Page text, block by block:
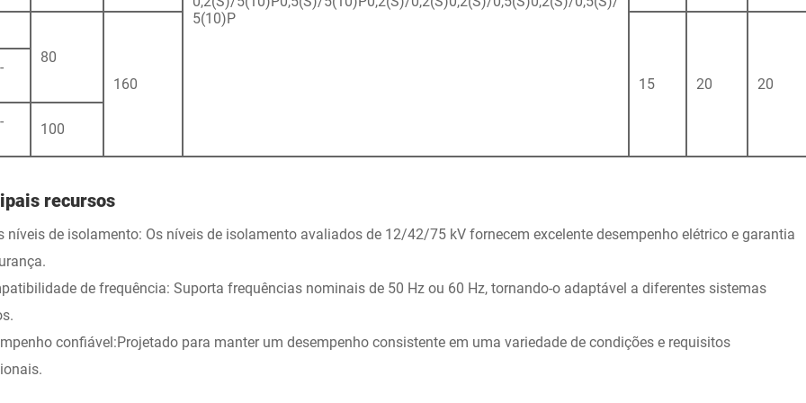
5(10)P
80
160
15 20 20
100
recursos
níveis de isolamento: Os níveis de isolamento avaliados de 12/42/75 kV fornecem excelente desempenho elétrico e garantia
de frequência: Suporta frequências nominais de 50 Hz ou 60 Hz, tornando-o adaptável a diferentes sistemas
confiável:Projetado para manter um desempenho consistente em uma variedade de condições e requisitos